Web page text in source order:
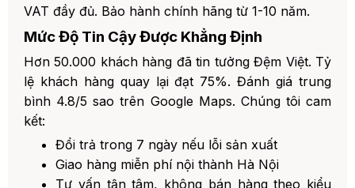
VAT đầy đủ. Bảo hành chính hãng từ 1-10 năm.
Mức Độ Tin Cậy Được Khẳng Định
Hơn 50.000 khách hàng đã tin tưởng Đệm Việt. Tỷ
lệ khách hàng quay lại đạt 75%. Đánh giá trung
bình 4.8/5 sao trên Google Maps. Chúng tôi cam
kết:
Đổi trả trong 7 ngày nếu lỗi sản xuất
Giao hàng miễn phí nội thành Hà Nội
Tư vấn tận tâm, không bán hàng theo kiểu